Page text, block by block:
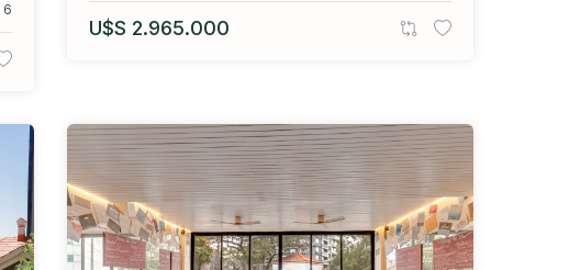
6
U$S 2.965.000